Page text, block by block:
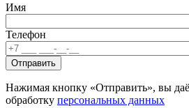
Имя
Телефон
Нажимая кнопку «Отправить», вы
обработку персональных данных